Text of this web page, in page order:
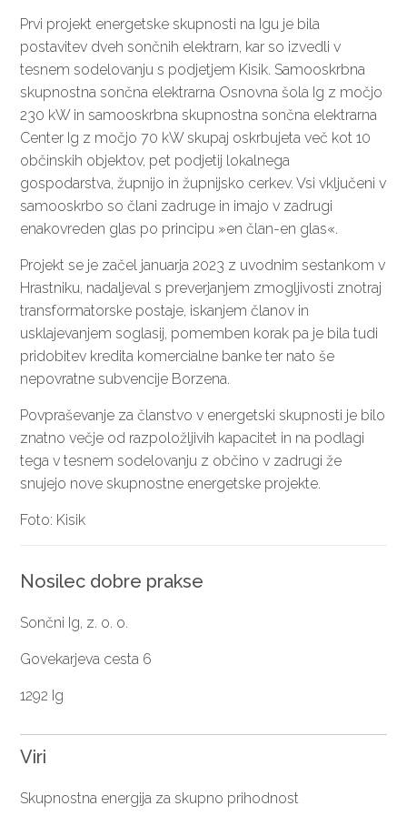
Prvi projekt energetske skupnosti na Igu je bila
postavitev dveh sončnih elektrarn, kar so izvedli v
tesnem sodelovanju s podjetjem Kisik. Samooskrbna
skupnostna sončna elektrarna Osnovna šola Ig z močjo
230 kW in samooskrbna skupnostna sončna elektrarna
Center Ig z močjo 70 kW skupaj oskrbujeta več kot 10
občinskih objektov, pet podjetij lokalnega
gospodarstva, župnijo in župnijsko cerkev. Vsi vključeni v
samooskrbo so člani zadruge in imajo v zadrugi
enakovreden glas po principu »en član-en glas«.
Projekt se je začel januarja 2023 z uvodnim sestankom v
Hrastniku, nadaljeval s preverjanjem zmogljivosti znotraj
transformatorske postaje, iskanjem članov in
usklajevanjem soglasij, pomemben korak pa je bila tudi
pridobitev kredita komercialne banke ter nato še
nepovratne subvencije Borzena.
Povpraševanje za članstvo v energetski skupnosti je bilo
znatno večje od razpoložljivih kapacitet in na podlagi
tega v tesnem sodelovanju z občino v zadrugi že
snujejo nove skupnostne energetske projekte.
Foto: Kisik
Nosilec dobre prakse
Sončni Ig, z. o. o.
Govekarjeva cesta 6
1292 Ig
Viri
Skupnostna energija za skupno prihodnost